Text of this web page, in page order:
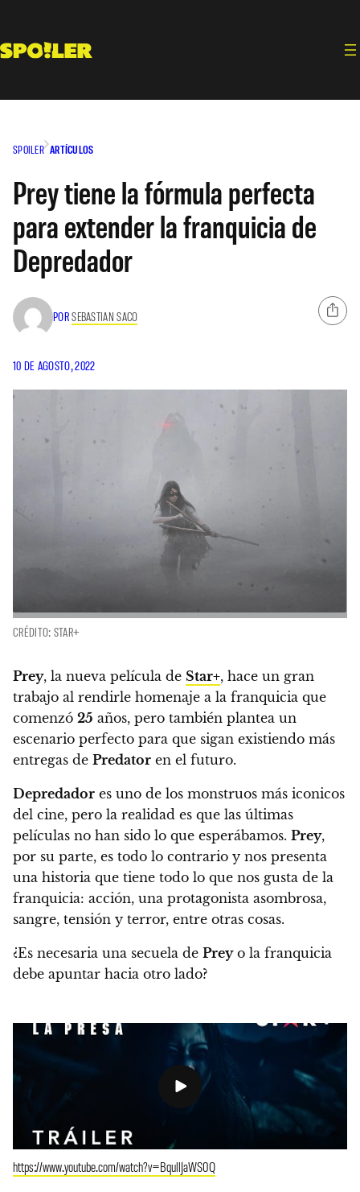
contenido
SPOILER ARTÍCULOS
Prey tiene la fórmula perfecta
para extender la franquicia de
Depredador
PORSEBASTIAN SACO
10 DE AGOSTO, 2022
CRÉDITO: STAR+
Prey, la nueva película de Star+, hace un gran
trabajo al rendirle homenaje a la franquicia que
comenzó 25 años, pero también plantea un
escenario perfecto para que sigan existiendo más
entregas de Predator en el futuro.
Depredador es uno de los monstruos más iconicos
del cine, pero la realidad es que las últimas
películas no han sido lo que esperábamos. Prey,
por su parte, es todo lo contrario y nos presenta
una historia que tiene todo lo que nos gusta de la
franquicia: acción, una protagonista asombrosa,
sangre, tensión y terror, entre otras cosas.
¿Es necesaria una secuela de Preyo la franquicia
debe apuntar hacia otro lado?
https://www.youtube.com/watch?v=BqullJaWS0Q